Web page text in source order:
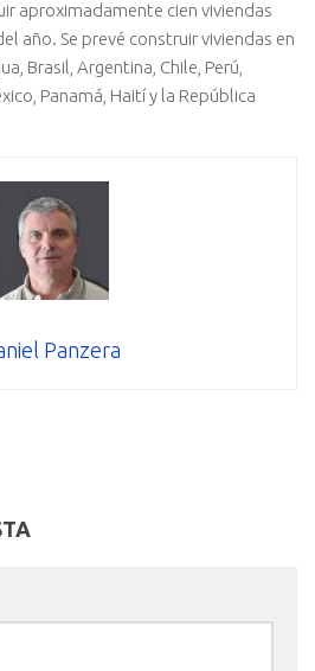
aproximadamente cien viviendas
año. Se prevé construir viviendas en
Brasil, Argentina, Chile, Perú,
Panamá, Haití y la República
Panzera